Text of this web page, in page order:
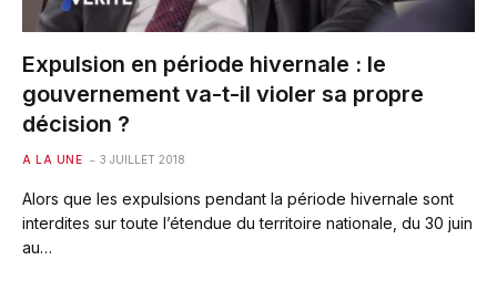
Expulsion en période hivernale : le
gouvernement va-t-il violer sa propre
décision ?
A LA UNE 3 JUILLET 2018
Alors que les expulsions pendant la période hivernale sont
interdites sur toute l’étendue du territoire nationale, du 30 juin
au…